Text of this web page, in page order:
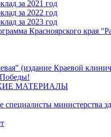
за 2021 год
за 2022 год
за 2023 год
Красноярского края
(издание Краевой
МАТЕРИАЛЫ
министерства